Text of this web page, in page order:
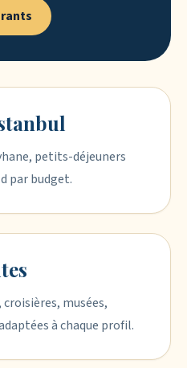
petits-déjeuners
par budget.
musées,
à chaque profil.